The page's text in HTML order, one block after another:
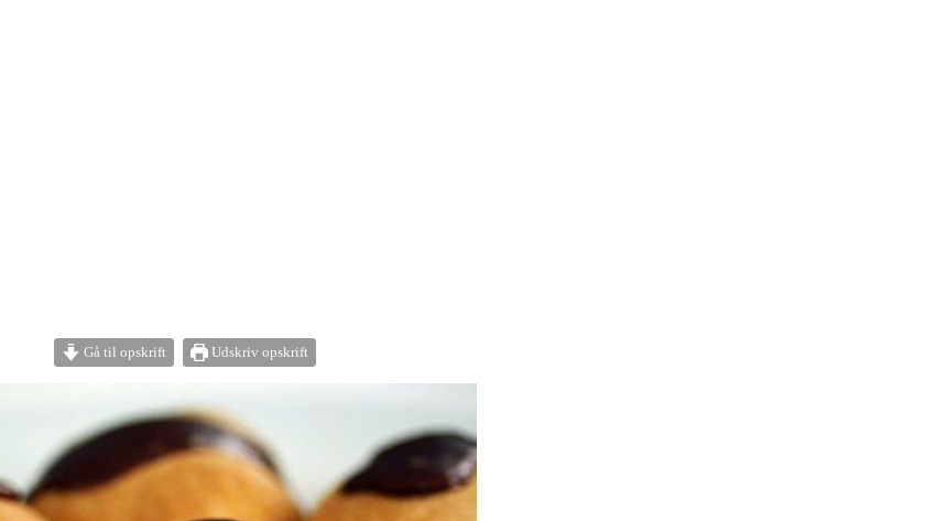
Gå til opskrift Udskriv opskrift